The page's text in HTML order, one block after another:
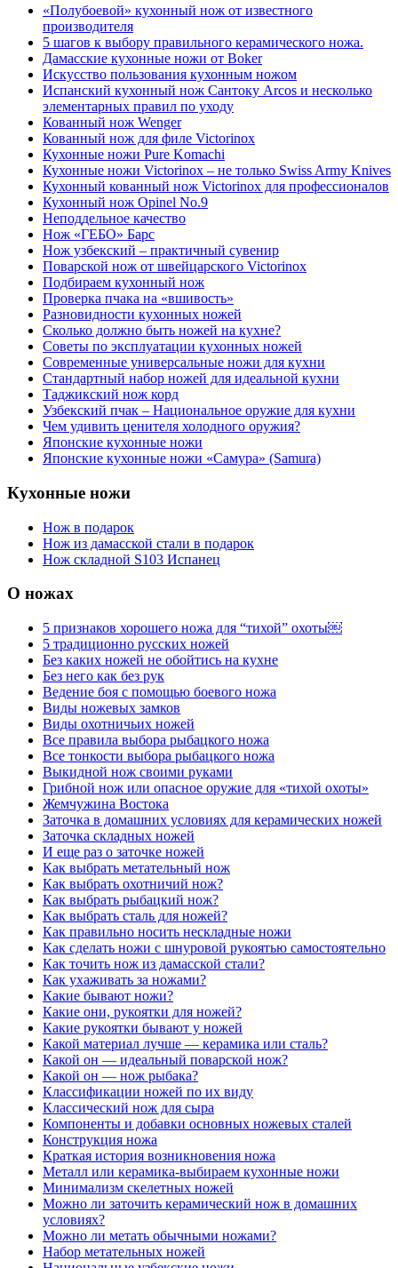
«Полубоевой» кухонный нож от известного
производителя
5 шагов к выбору правильного керамического ножа.
Дамасские кухонные ножи от Boker
Искусство пользования кухонным ножом
Испанский кухонный нож Сантоку Arcos и несколько
элементарных правил по уходу
Кованный нож Wenger
Кованный нож для филе Victorinox
Кухонные ножи Pure Komachi
Кухонные ножи Victorinox – не только Swiss Army Knives
Кухонный кованный нож Victorinox для профессионалов
Кухонный нож Opinel No.9
Неподдельное качество
Нож «ГЕБО» Барс
Нож узбекский – практичный сувенир
Поварской нож от швейцарского Victorinox
Подбираем кухонный нож
Проверка пчака на «вшивость»
Разновидности кухонных ножей
Сколько должно быть ножей на кухне?
Советы по эксплуатации кухонных ножей
Современные универсальные ножи для кухни
Стандартный набор ножей для идеальной кухни
Таджикский нож корд
Узбекский пчак – Национальное оружие для кухни
Чем удивить ценителя холодного оружия?
Японские кухонные ножи
Японские кухонные ножи «Самура» (Samura)
Кухонные ножи
Нож в подарок
Нож из дамасской стали в подарок
Нож складной S103 Испанец
О ножах
5 признаков хорошего ножа для “тихой” охоты￼
5 традиционно русских ножей
Без каких ножей не обойтись на кухне
Без него как без рук
Ведение боя с помощью боевого ножа
Виды ножевых замков
Виды охотничьих ножей
Все правила выбора рыбацкого ножа
Все тонкости выбора рыбацкого ножа
Выкидной нож своими руками
Грибной нож или опасное оружие для «тихой охоты»
Жемчужина Востока
Заточка в домашних условиях для керамических ножей
Заточка складных ножей
И еще раз о заточке ножей
Как выбрать метательный нож
Как выбрать охотничий нож?
Как выбрать рыбацкий нож?
Как выбрать сталь для ножей?
Как правильно носить нескладные ножи
Как сделать ножи с шнуровой рукоятью самостоятельно
Как точить нож из дамасской стали?
Как ухаживать за ножами?
Какие бывают ножи?
Какие они, рукоятки для ножей?
Какие рукоятки бывают у ножей
Какой материал лучше — керамика или сталь?
Какой он — идеальный поварской нож?
Какой он — нож рыбака?
Классификации ножей по их виду
Классический нож для сыра
Компоненты и добавки основных ножевых сталей
Конструкция ножа
Краткая история возникновения ножа
Металл или керамика-выбираем кухонные ножи
Минимализм скелетных ножей
Можно ли заточить керамический нож в домашних
условиях?
Можно ли метать обычными ножами?
Набор метательных ножей